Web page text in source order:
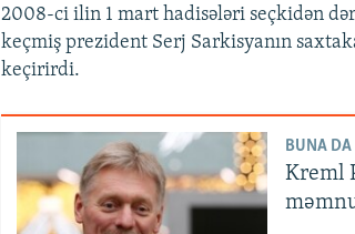
2008-ci ilin 1 mart hadisələri seçkidən
keçmiş prezident Serj Sarkisyanın
keçirirdi.
BUNA DA
Kreml